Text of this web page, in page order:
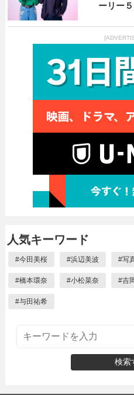
ーリー
人気キーワード
#今田美桜 #浜辺美波 #写
#橋本環奈 #小松菜奈 #吉
#与田祐希
検索